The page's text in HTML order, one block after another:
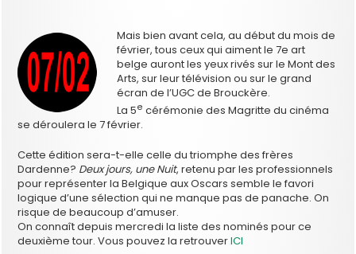
Mais bien avant cela, au début du mois de
février, tous ceux qui aiment le 7e art
belge auront les yeux rivés sur le Mont des
Arts, sur leur télévision ou sur le grand
écran de l’UGC de Brouckère.
La 5e cérémonie des Magritte du cinéma
se déroulera le 7 février.
Cette édition sera-t-elle celle du triomphe des frères
Dardenne? Deux jours, une Nuit, retenu par les professionnels
pour représenter la Belgique aux Oscars semble le favori
logique d’une sélection qui ne manque pas de panache. On
risque de beaucoup d’amuser.
On connaît depuis mercredi la liste des nominés pour ce
deuxième tour. Vous pouvez la retrouverICI